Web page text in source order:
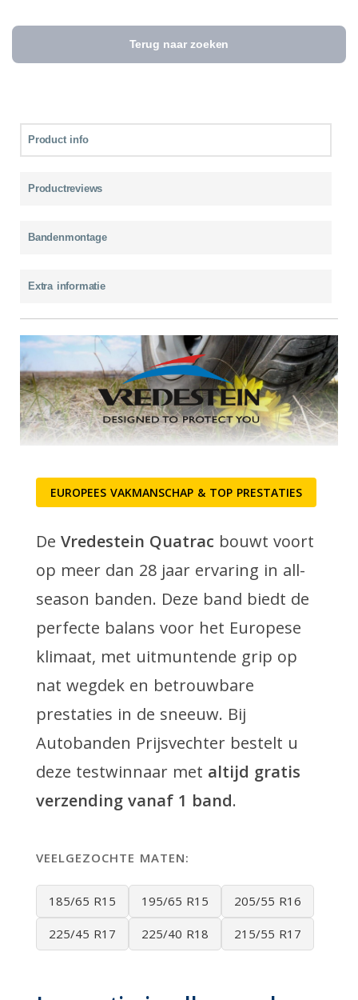
Terug naar zoeken
Product info
Productreviews
Bandenmontage
Extra informatie
EUROPEES VAKMANSCHAP & TOP PRESTATIES
De Vredestein Quatrac bouwt voort
op meer dan 28 jaar ervaring in all-
season banden. Deze band biedt de
perfecte balans voor het Europese
klimaat, met uitmuntende grip op
nat wegdek en betrouwbare
prestaties in de sneeuw. Bij
Autobanden Prijsvechter bestelt u
deze testwinnaar met altijd gratis
verzending vanaf 1 band.
VEELGEZOCHTE MATEN:
185/65 R15 195/65 R15 205/55 R16
225/45 R17 225/40 R18 215/55 R17